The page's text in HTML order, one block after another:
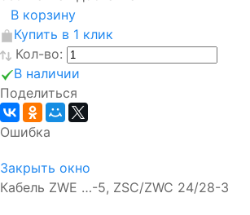
В корзину
Купить в 1 клик
Кол-во:
В наличии
Поделиться
Ошибка
Закрыть окно
Кабель ZWE …-5, ZSC/ZWC 24/28-3